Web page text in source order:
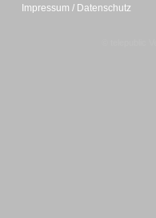
Impressum / Datenschutz